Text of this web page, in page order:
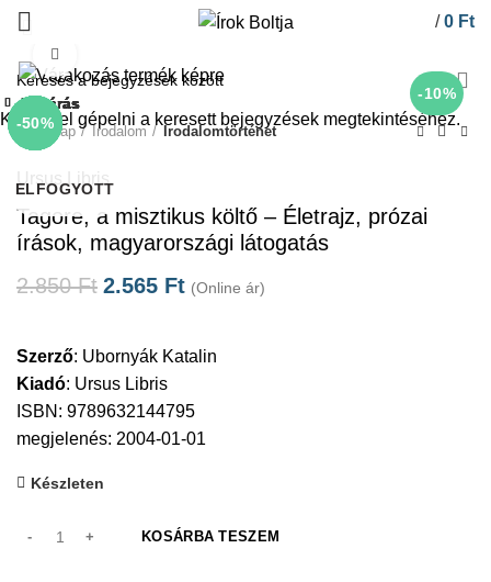
/ 0 Ft
-10%
Kezdőlap Irodalom Irodalomtörténet
Ursus Libris
Tagore, a misztikus költő – Életrajz, prózai
írások, magyarországi látogatás
2.850Ft 2.565 Ft (Online ár)
Szerző: Ubornyák Katalin
Kiadó: Ursus Libris
ISBN: 9789632144795
megjelenés: 2004-01-01
Készleten
KOSÁRBA TESZEM
-10%
Bezárás
-10%
Bezárás
-10%
Bezárás
-66%
ELFOGYOTT
Bezárás
-10%
Bezárás
-10%
Bezárás
-10%
Bezárás
-50%
Bezárás
Kezdje el gépelni a keresett bejegyzések megtekintéséhez.